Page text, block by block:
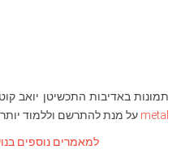
תמונות באדיבות התכשיטן יואב
metal על מנת להתרשם וללמוד יותר.
למאמרים נוספים